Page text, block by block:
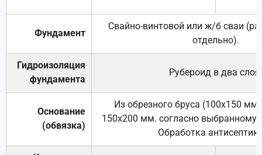
Фундамент
Свайно-винтовой или ж/б сваи
отдельно).
Гидроизоляция
фундамента
Рубероид в два слоя.
Основание
(обвязка)
Из обрезного бруса (100х150
150х200 мм. согласно выбранному
Обработка